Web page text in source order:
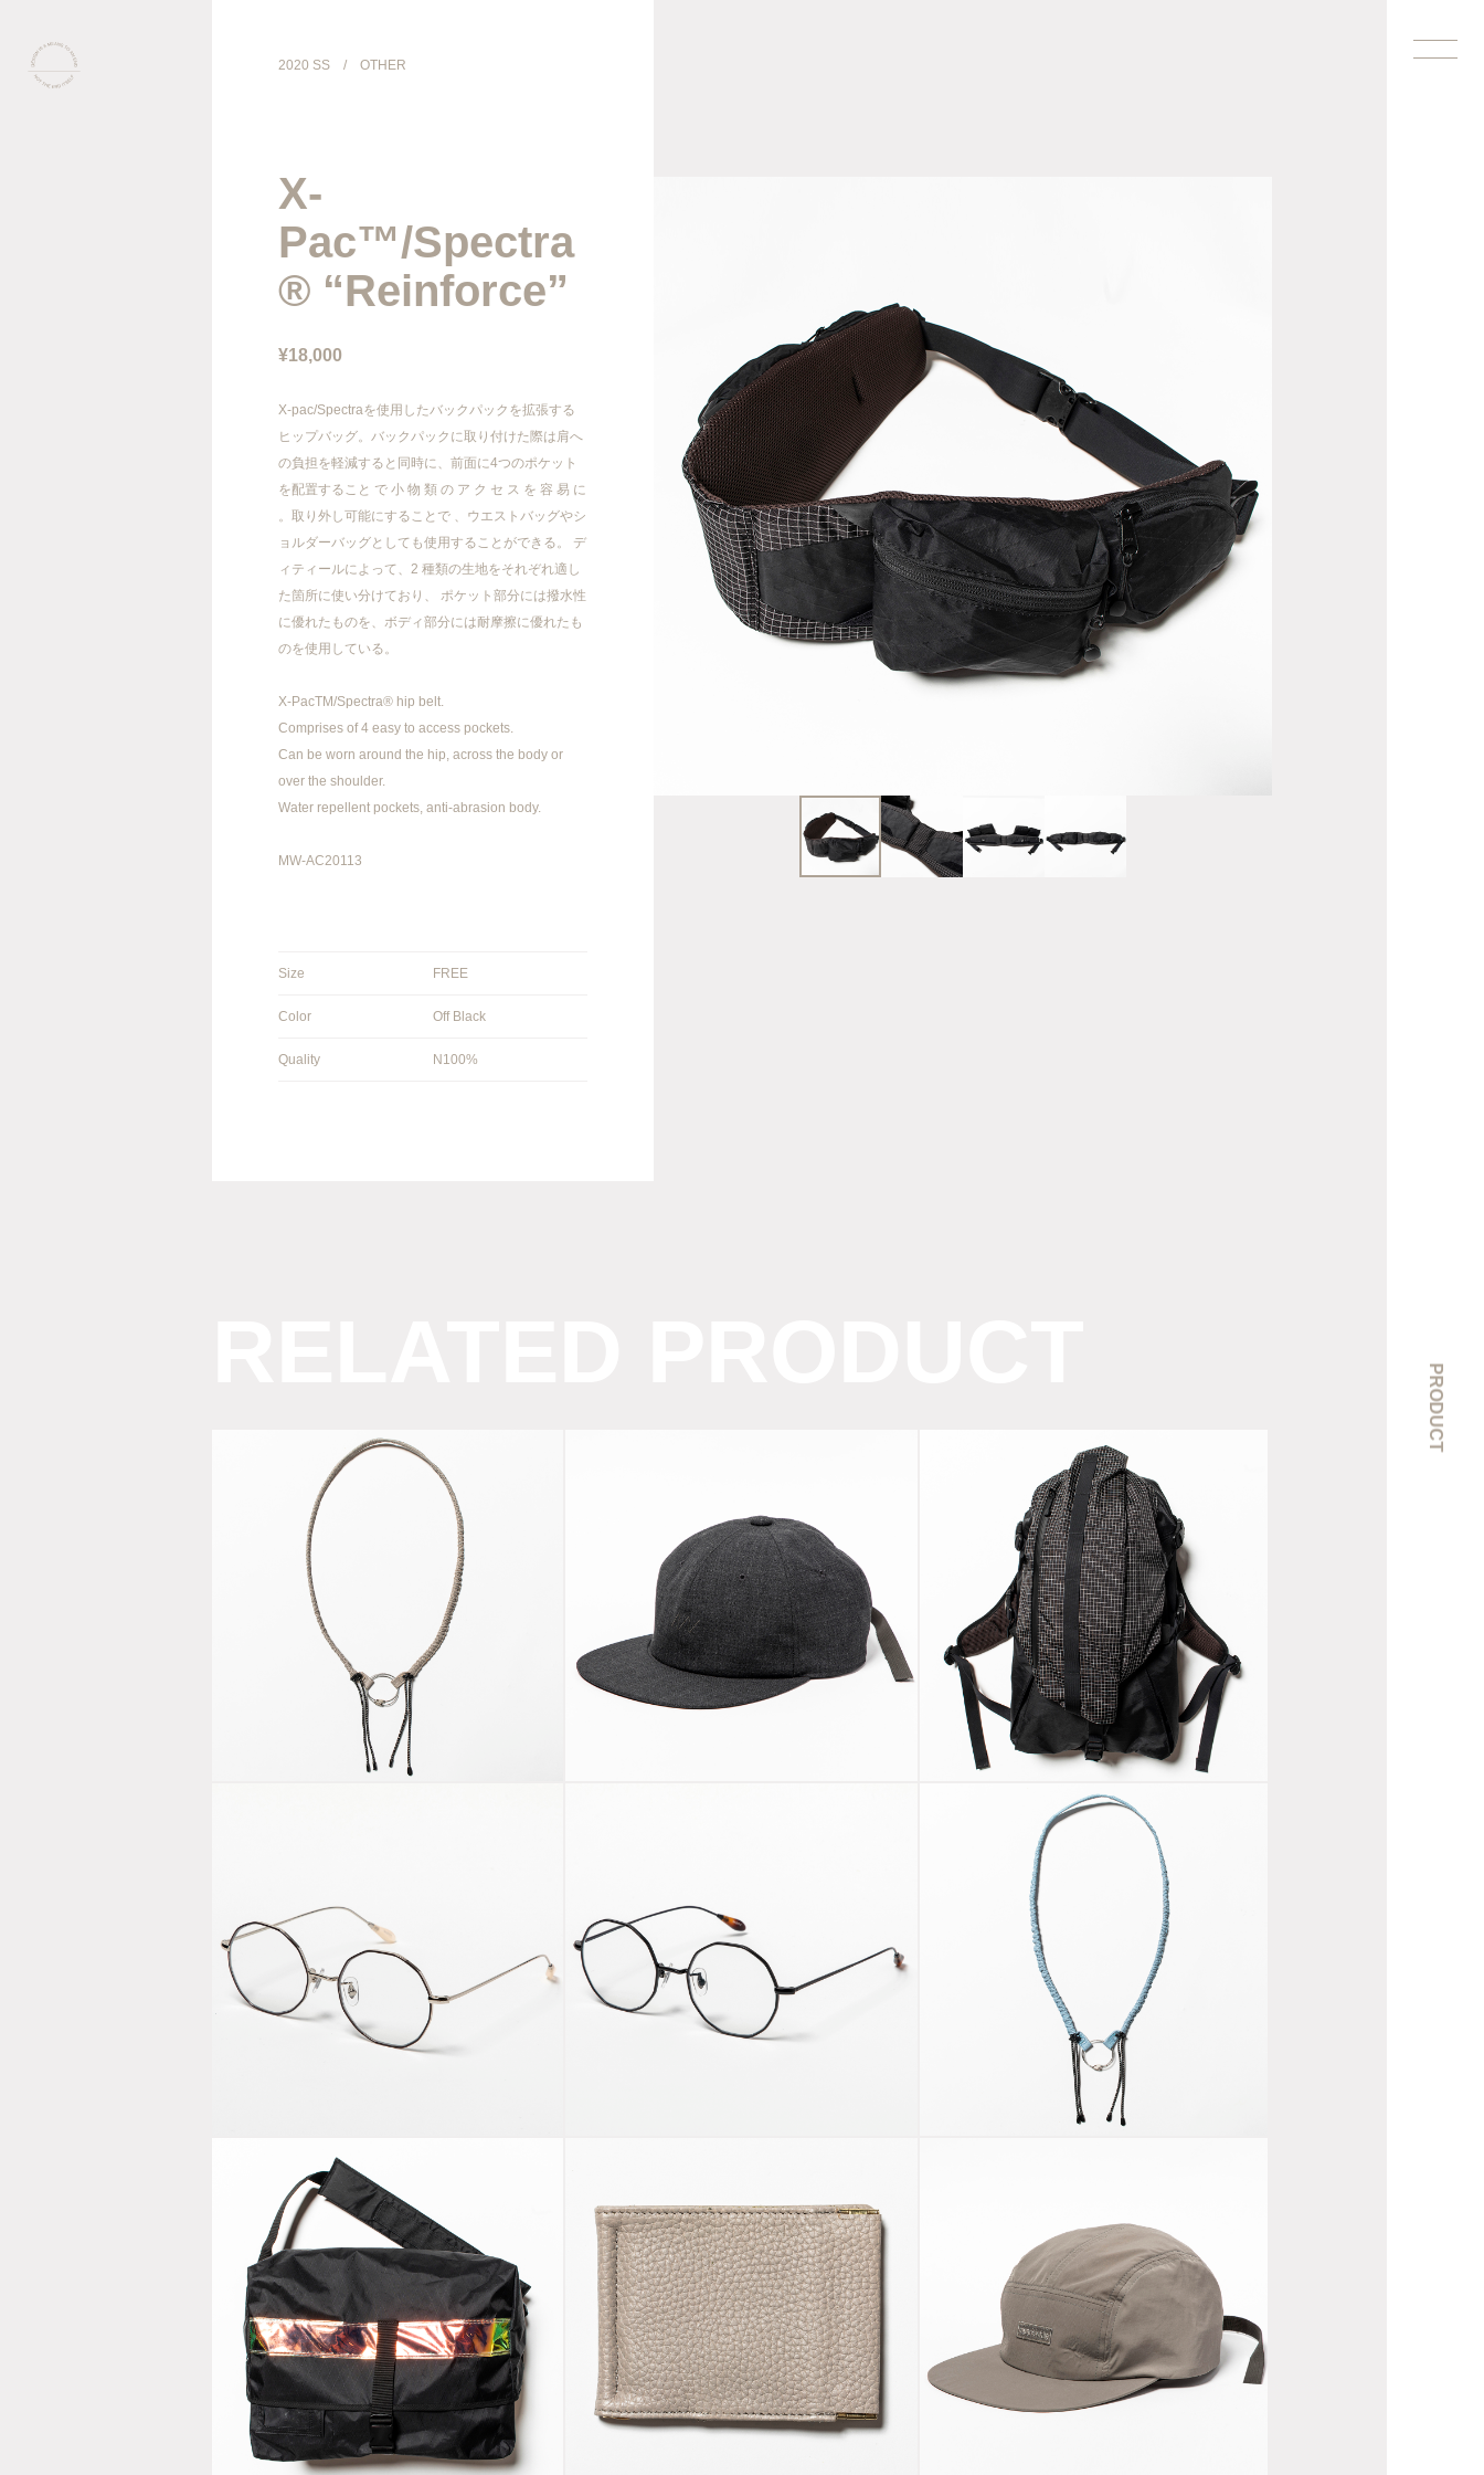
2020 SS / OTHER
X-
Pac™/Spectra
® “Reinforce”
¥18,000
X-pac/Spectraを使用したバックパックを拡張する
ヒップバッグ。バックパックに取り付けた際は肩へ
の負担を軽減すると同時に、前面に4つのポケット
を配置すること で 小 物 類 の ア ク セ ス を 容 易 に
。取り外し可能にすることで 、ウエストバッグやシ
ョルダーバッグとしても使用することができる。 デ
ィティールによって、2 種類の生地をそれぞれ適し
た箇所に使い分けており、 ポケット部分には撥水性
に優れたものを、ボディ部分には耐摩擦に優れたも
のを使用している。
X-PacTM/Spectra® hip belt.
Comprises of 4 easy to access pockets.
Can be worn around the hip, across the body or
over the shoulder.
Water repellent pockets, anti-abrasion body.
MW-AC20113
Size FREE
Color Off Black
Quality N100%
Bungee
Leather Neck
Strap Sand
Wool B.B Cap
X-
Pac™/Spectra®
“Outside”
Transition
Color Glass
Transition
Color Glass
Gunmetal/Sapphire
Bungee
Leather Neck
Strap Ice Blue
X-Pac™
“Postman”
Leather
Money Clip
Nylon Jet Cap
2024AW
2024SS
2023AW
2023SS
PRODUCT
GALLERY
ONLINE STORE
STORELIST
ABOUT
FACEBOOK
INSTAGRAM
info@meanswhile.net
PRODUCT